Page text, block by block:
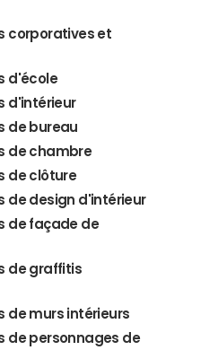
corporatives et
d'école
d'intérieur
de bureau
de chambre
de clôture
de design d'intérieur
de façade de
de graffitis
de murs intérieurs
de personnages de